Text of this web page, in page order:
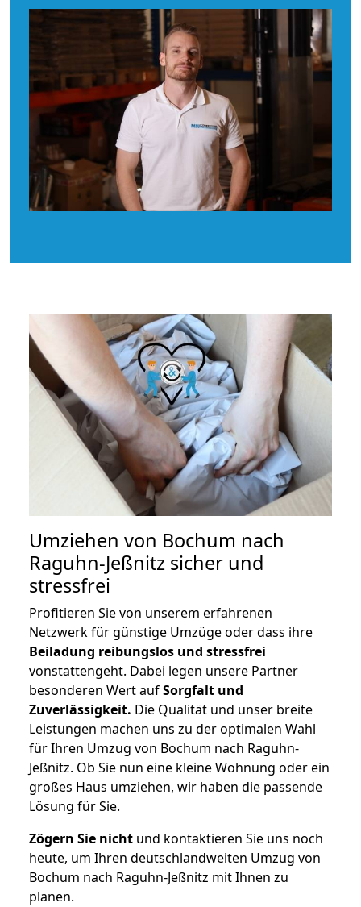
Umziehen von Bochum nach
Raguhn-Jeßnitz sicher und
stressfrei
Profitieren Sie von unserem erfahrenen
Netzwerk für günstige Umzüge oder dass ihre
Beiladung reibungslos und stressfrei
vonstattengeht. Dabei legen unsere Partner
besonderen Wert aufSorgfalt und
Zuverlässigkeit. Die Qualität und unser breite
Leistungen machen uns zu der optimalen Wahl
für Ihren Umzug von Bochum nach Raguhn-
Jeßnitz. Ob Sie nun eine kleine Wohnung oder ein
großes Haus umziehen, wir haben die passende
Lösung für Sie.
Zögern Sie nicht und kontaktieren Sie uns noch
heute, um Ihren deutschlandweiten Umzug von
Bochum nach Raguhn-Jeßnitz mit Ihnen zu
planen.